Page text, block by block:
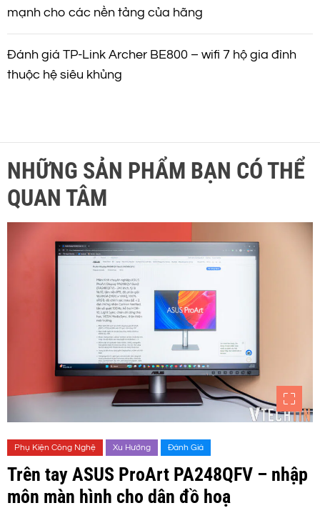
mạnh cho các nền tảng của hãng
Đánh giá TP-Link Archer BE800 – wifi 7 hộ gia đình
thuộc hệ siêu khủng
NHỮNG SẢN PHẨM BẠN CÓ THỂ
QUAN TÂM
Phụ Kiện Công Nghệ Xu Hướng Đánh Giá
Trên tay ASUS ProArt PA248QFV – nhập
môn màn hình cho dân đồ hoạ